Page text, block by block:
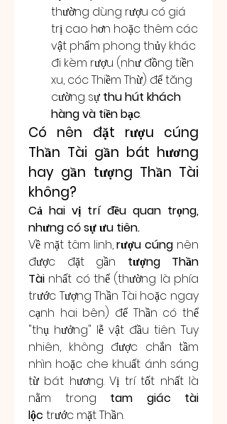
thường dùng rượu có giá
trị cao hơn hoặc thêm các
vật phẩm phong thủy khác
đi kèm rượu (như đồng tiền
xu, cóc Thiềm Thừ) để tăng
cường sự thu hút khách
hàng và tiền bạc.
Có nên đặt rượu cúng
Thần Tài gần bát hương
hay gần tượng Thần Tài
không?
Cả hai vị trí đều quan trọng,
nhưng có sự ưu tiên.
Về mặt tâm linh, rượu cúng nên
được đặt gần tượng Thần
Tài nhất có thể (thường là phía
trước Tượng Thần Tài hoặc ngay
cạnh hai bên) để Thần có thể
"thụ hưởng" lễ vật đầu tiên. Tuy
nhiên, không được chắn tầm
nhìn hoặc che khuất ánh sáng
từ bát hương. Vị trí tốt nhất là
nằm trong tam giác tài
lộc trước mặt Thần.